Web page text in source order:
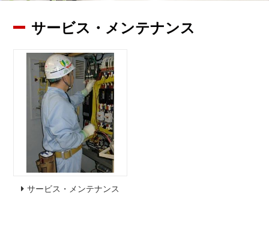
サービス・メンテナンス
サービス・メンテナンス